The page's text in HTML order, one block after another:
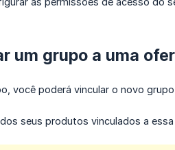
um grupo a uma
você poderá vincular o novo
dos seus produtos vinculados a